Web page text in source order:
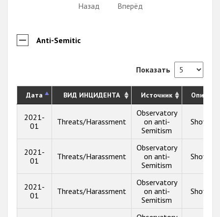
Назад
Вперёд
Anti-Semitic
Показать
Дата ВИД ИНЦИДЕНТА Источник
2021-
01
Threats/Harassment
Observatory
on anti-
Semitism
Show
2021-
01
Threats/Harassment
Observatory
on anti-
Semitism
Show
2021-
01
Threats/Harassment
Observatory
on anti-
Semitism
Show